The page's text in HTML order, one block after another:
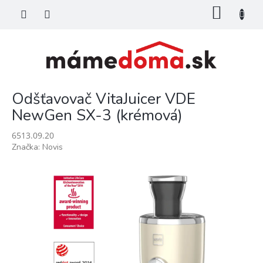
Odšťavovač VitaJuicer VDE
NewGen SX-3 (krémová)
6513.09.20
Značka: Novis